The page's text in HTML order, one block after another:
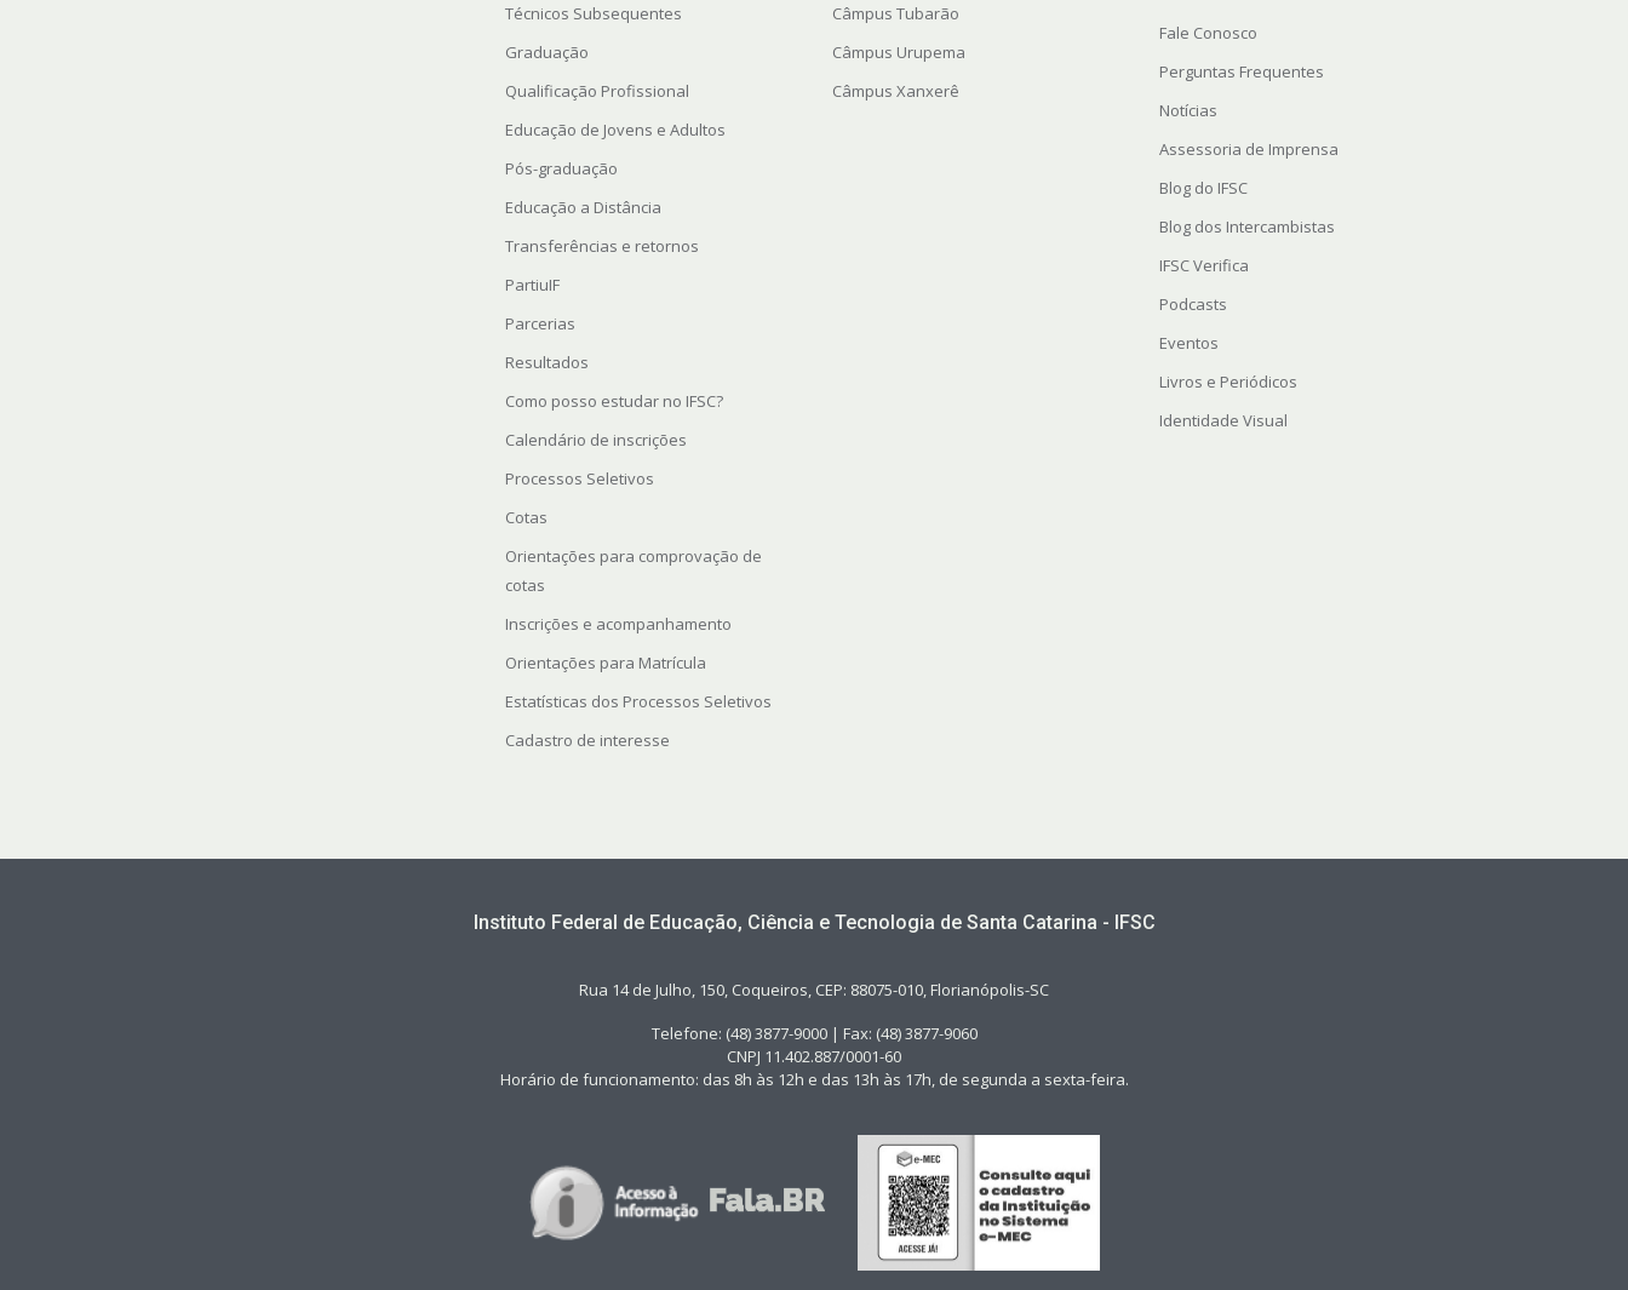
Técnicos Subsequentes
Graduação
Qualificação Profissional
Educação de Jovens e Adultos
Pós-graduação
Educação a Distância
Transferências e retornos
PartiuIF
Parcerias
Resultados
Como posso estudar no IFSC?
Calendário de inscrições
Processos Seletivos
Cotas
Orientações para comprovação de
cotas
Inscrições e acompanhamento
Orientações para Matrícula
Estatísticas dos Processos Seletivos
Cadastro de interesse
Câmpus Tubarão
Câmpus Urupema
Câmpus Xanxerê
Fale Conosco
Perguntas Frequentes
Notícias
Assessoria de Imprensa
Blog do IFSC
Blog dos Intercambistas
IFSC Verifica
Podcasts
Eventos
Livros e Periódicos
Identidade Visual
Instituto Federal de Educação, Ciência e Tecnologia de Santa Catarina - IFSC
Rua 14 de Julho, 150, Coqueiros, CEP: 88075-010, Florianópolis-SC
Telefone: (48) 3877-9000 | Fax: (48) 3877-9060
CNPJ 11.402.887/0001-60
Horário de funcionamento: das 8h às 12h e das 13h às 17h, de segunda a sexta-feira.